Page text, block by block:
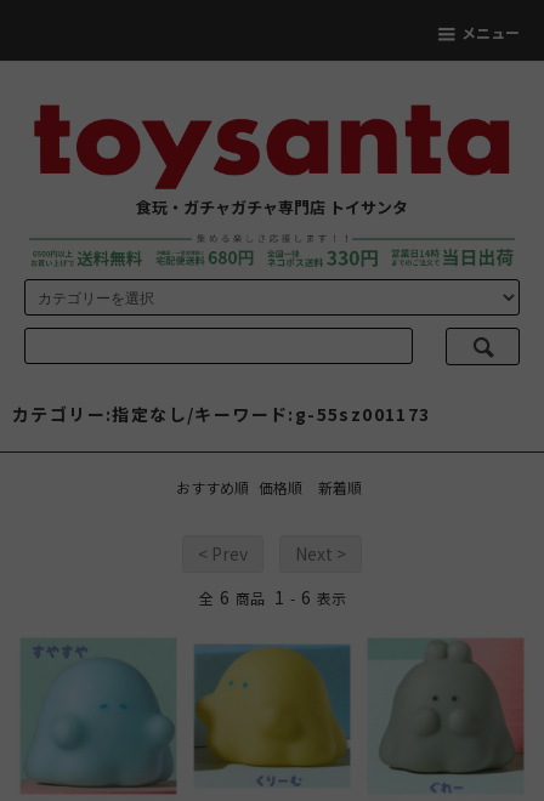
メニュー
食玩・ガチャガチャ専門店 トイサンタ
カテゴリー:指定なし/キーワード:g-55sz001173
おすすめ順 価格順 新着順
< Prev Next >
全 6 商品 1 - 6 表示